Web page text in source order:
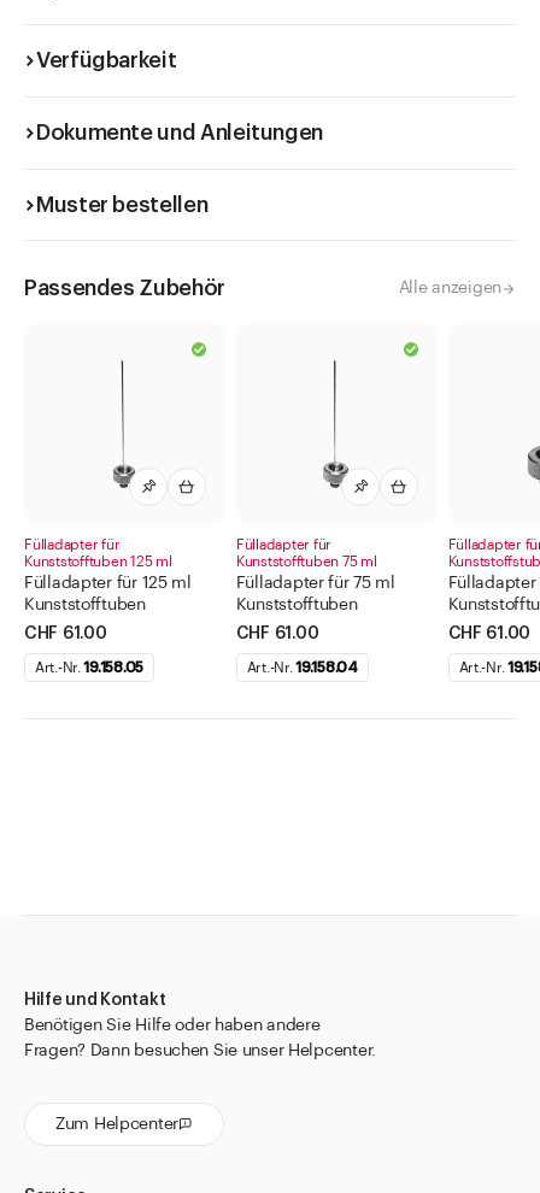
Verfügbarkeit
Dokumente und Anleitungen
Muster bestellen
Passendes Zubehör Alle anzeigen
Fülladapter für
Kunststofftuben 125 ml
Fülladapter für 125 ml
Kunststofftuben
CHF 61.00
Art.-Nr.19.158.05
Fülladapter für
Kunststofftuben 75 ml
Fülladapter für 75 ml
Kunststofftuben
CHF 61.00
Art.-Nr.19.158.04
Fülladapter
CHF 61.00
Art.-Nr.
Hilfe und Kontakt
Benötigen Sie Hilfe oder haben andere
Fragen? Dann besuchen Sie unser Helpcenter.
Zum Helpcenter